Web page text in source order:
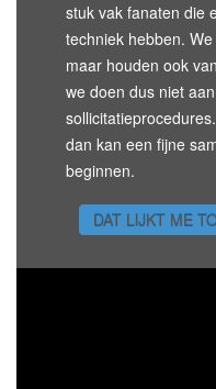
stuk vak fanaten die
techniek hebben.
maar houden ook
we doen dus niet
dan kan een fijne
beginnen.
DAT LIJKT ME